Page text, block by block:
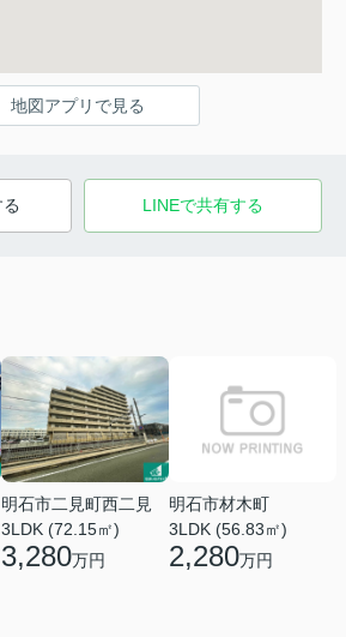
地図アプリで見る
LINEで共有する
明石市二見町西二見
3LDK (72.15㎡)
3,280万円
明石市材木町
3LDK (56.83㎡)
2,280万円